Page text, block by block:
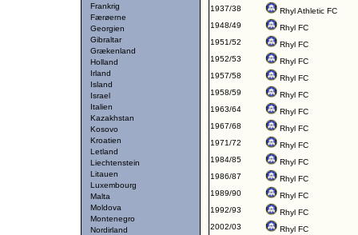
Frankrig
Færøerne
Georgien
Gibraltar
Grækenland
Holland
Irland
Island
Israel
Italien
Kazakhstan
Kosovo
Kroatien
Letland
Liechtenstein
Litauen
Luxembourg
Malta
Moldova
Montenegro
Nordirland
1937/38
Rhyl Athletic FC
1948/49
Rhyl FC
1951/52
Rhyl FC
1952/53
Rhyl FC
1957/58
Rhyl FC
1958/59
Rhyl FC
1963/64
Rhyl FC
1967/68
Rhyl FC
1971/72
Rhyl FC
1984/85
Rhyl FC
1986/87
Rhyl FC
1989/90
Rhyl FC
1992/93
Rhyl FC
2002/03
Rhyl FC